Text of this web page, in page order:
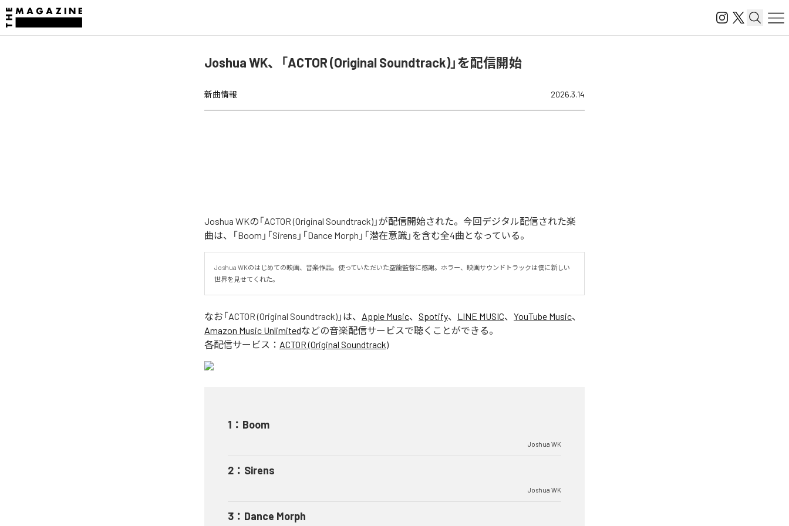
Joshua WK、「ACTOR (Original Soundtrack)」を配信開始
新曲情報 2026.3.14
Joshua WKの「ACTOR (Original Soundtrack)」が配信開始された。今回デジタル配信された楽
曲は、「Boom」「Sirens」「Dance Morph」「潜在意識」を含む全4曲となっている。
Joshua WKのはじめての映画、音楽作品。使っていただいた空龍監督に感謝。ホラー、映画サウンドトラックは僕に新しい
世界を見せてくれた。
なお「ACTOR (Original Soundtrack) 」は、 Apple Music、 Spotify、 LINE MUSIC、 YouTube Music、
Amazon Music Unlimitedなどの音楽配信サービスで聴くことができる。
各配信サービス： ACTOR (Original Soundtrack)
1 ： Boom
Joshua WK
2 ： Sirens
Joshua WK
3 ： Dance Morph